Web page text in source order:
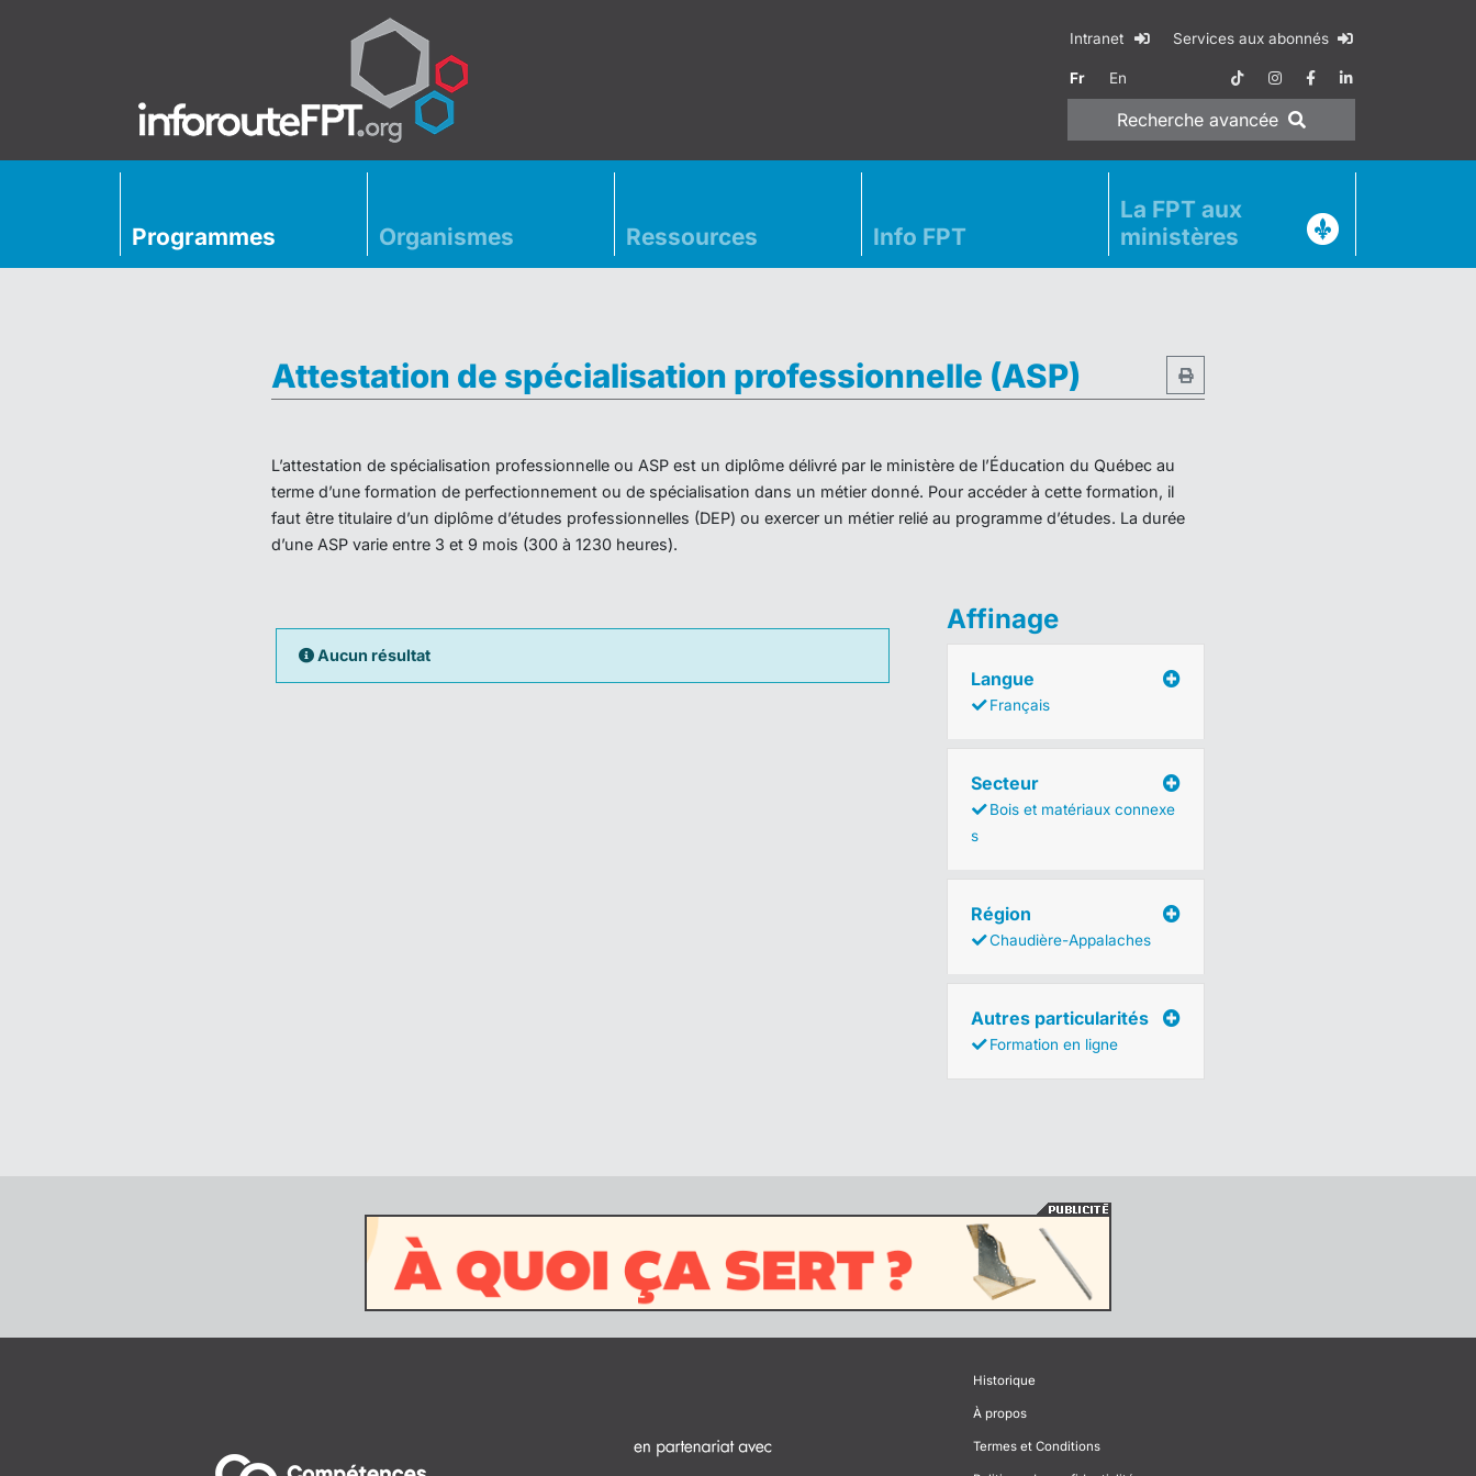
Intranet Services aux abonnés
Fr En
Recherche avancée
Programmes Organismes Ressources Info FPT
La FPT aux
ministères
Attestation de spécialisation professionnelle (ASP)
L’attestation de spécialisation professionnelle ou ASP est un diplôme délivré par le ministère de l’Éducation du Québec au
terme d’une formation de perfectionnement ou de spécialisation dans un métier donné. Pour accéder à cette formation, il
faut être titulaire d’un diplôme d’études professionnelles (DEP) ou exercer un métier relié au programme d’études. La durée
d’une ASP varie entre 3 et 9 mois (300 à 1230 heures).
Aucun résultat
Affinage
Langue
Français
Secteur
Bois et matériaux connexe
s
Région
Chaudière-Appalaches
Autres particularités
Formation en ligne
Historique
À propos
Termes et Conditions